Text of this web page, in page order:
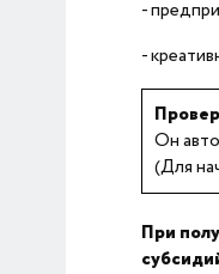
-
-
Он
(Для
При